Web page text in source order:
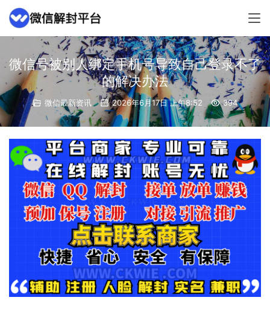
微信号被别人绑定手机号导致自己登录不了
的解决办法
微信最新资讯 2026年6月17日 上午8:52 394